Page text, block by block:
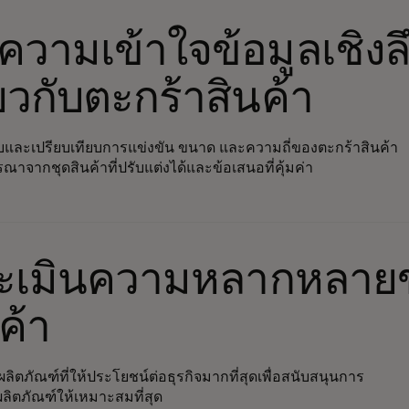
วามเข้าใจข้อมูลเชิง
วกับตะกร้าสินค้า
และเปรียบเทียบการแข่งขัน ขนาด และความถี่ของตะกร้าสินค้า
ณาจากชุดสินค้าที่ปรับแต่งได้และข้อเสนอที่คุ้มค่า
เมินความหลากหลาย
า
ลิตภัณฑ์ที่ให้ประโยชน์ต่อธุรกิจมากที่สุดเพื่อสนับสนุนการ
ลิตภัณฑ์ให้เหมาะสมที่สุด